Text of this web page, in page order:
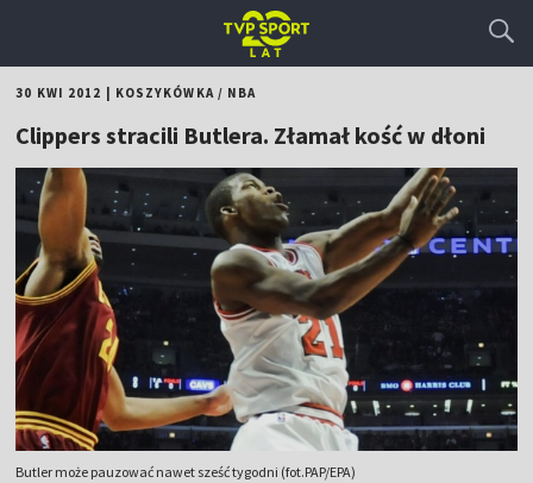
30 KWI 2012 KOSZYKÓWKA/ NBA
Clippers stracili Butlera. Złamał kość w dłoni
Butler może pauzować nawet sześć tygodni (fot.PAP/EPA)